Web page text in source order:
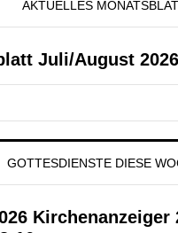
AKTUELLES
Juli/August 2026
GOTTESDIENSTE DIESE
Kirchenanzeiger